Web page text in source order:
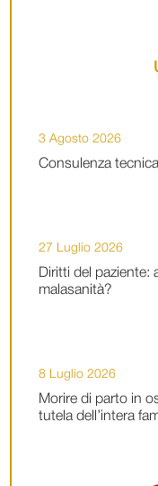
Consulenza
3 Agosto 2026
Diritti del paziente:
malasanità?
27 Luglio 2026
Morire di parto in
tutela dell’intera
8 Luglio 2026